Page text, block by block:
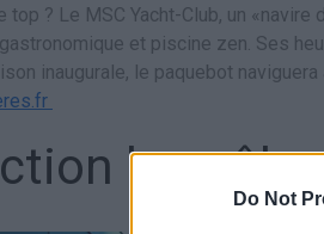
Do Not
top ? Le MSC Yacht-Club, un
et piscine zen. Ses
inaugurale, le paquebot naviguera
les